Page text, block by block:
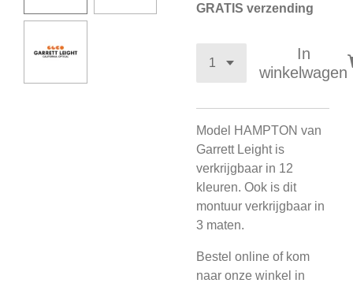
GRATIS verzending
In
winkelwagen
Model HAMPTON van
Garrett Leight is
verkrijgbaar in 12
kleuren. Ook is dit
montuur verkrijgbaar in
3 maten.
Bestel online of kom
naar onze winkel in